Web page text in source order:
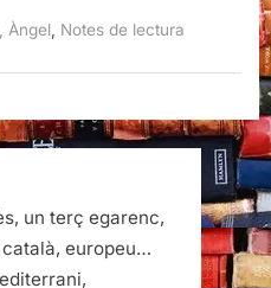
Àngel Notes de lectura
un terç egarenc,
europeu…